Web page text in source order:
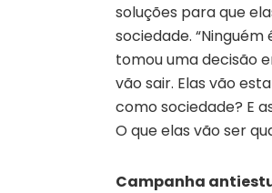
soluções para que
sociedade.
tomou uma decisão
vão sair. Elas vão
como sociedade? E
O que elas vão ser
Campanha